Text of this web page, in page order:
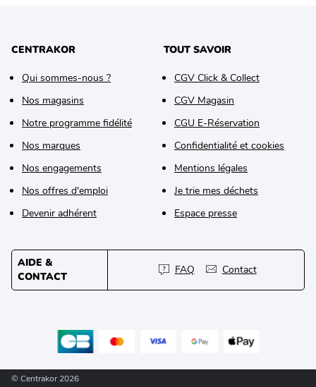
CENTRAKOR
Qui sommes-nous ?
Nos magasins
Notre programme fidélité
Nos marques
Nos engagements
Nos offres d'emploi
Devenir adhérent
TOUT SAVOIR
CGV Click & Collect
CGV Magasin
CGU E-Réservation
Confidentialité et cookies
Mentions légales
Je trie mes déchets
Espace presse
AIDE &
CONTACT
FAQ Contact
© Centrakor 2026